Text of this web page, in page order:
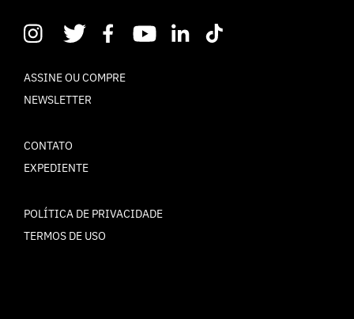
ASSINE OU COMPRE
NEWSLETTER
CONTATO
EXPEDIENTE
POLÍTICA DE PRIVACIDADE
TERMOS DE USO